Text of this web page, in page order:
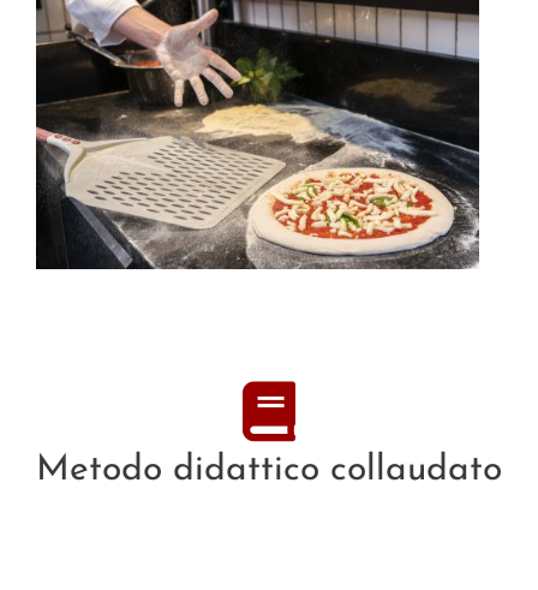
Metodo didattico collaudato